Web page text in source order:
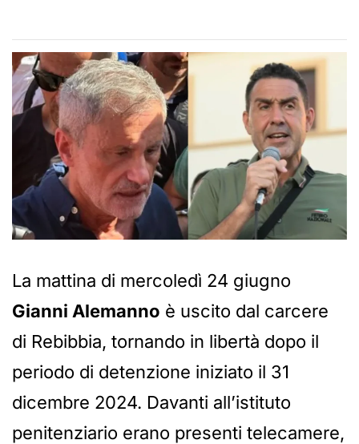
La mattina di mercoledì 24 giugno
Gianni Alemanno è uscito dal carcere
di Rebibbia, tornando in libertà dopo il
periodo di detenzione iniziato il 31
dicembre 2024. Davanti all’istituto
penitenziario erano presenti telecamere,